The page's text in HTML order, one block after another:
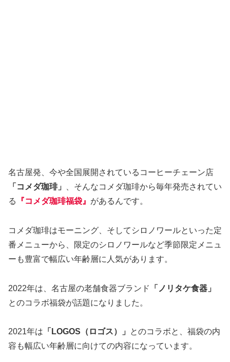
名古屋発、今や全国展開されているコーヒーチェーン店
「コメダ珈琲」
、そんなコメダ珈琲から毎年発売されてい
る
『コメダ珈琲福袋』 があるんです。
コメダ珈琲はモーニング、そしてシロノワールといった定
番メニューから、限定のシロノワールなど季節限定メニュ
ーも豊富で幅広い年齢層に人気があります。
2022年は、名古屋の老舗食器ブランド
「ノリタケ食器」
とのコラボ福袋が話題になりました。
2021年は 「LOGOS（ロゴス）」
とのコラボと、福袋の内
容も幅広い年齢層に向けての内容になっています。